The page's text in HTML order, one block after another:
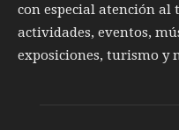
con especial atención
actividades, eventos,
exposiciones, turismo y